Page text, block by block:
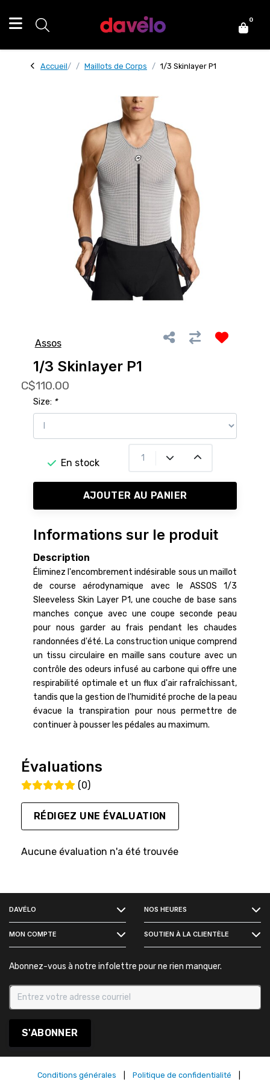
0
Accueil Maillots de Corps 1/3 Skinlayer P1
Assos
1/3 Skinlayer P1
C$110.00
Size: *
En stock
AJOUTER AU PANIER
Informations sur le produit
Description
Éliminez l'encombrement indésirable sous un maillot
de course aérodynamique avec le ASSOS 1/3
Sleeveless Skin Layer P1, une couche de base sans
manches conçue avec une coupe seconde peau
pour nous garder au frais pendant les chaudes
randonnées d'été. La construction unique comprend
un tissu circulaire en maille sans couture avec un
contrôle des odeurs infusé au carbone qui offre une
respirabilité optimale et un flux d'air rafraîchissant,
tandis que la gestion de l'humidité proche de la peau
évacue la transpiration pour nous permettre de
continuer à pousser les pédales au maximum.
Évaluations
(0)
RÉDIGEZ UNE ÉVALUATION
Aucune évaluation n'a été trouvée
DAVÉLO NOS HEURES
MON COMPTE SOUTIEN À LA CLIENTÈLE
Abonnez-vous à notre infolettre pour ne rien manquer.
S'ABONNER
Conditions générales Politique de confidentialité